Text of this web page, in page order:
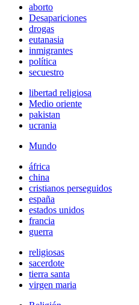
aborto
Desapariciones
drogas
eutanasia
inmigrantes
política
secuestro
libertad religiosa
Medio oriente
pakistan
ucrania
Mundo
áfrica
china
cristianos perseguidos
españa
estados unidos
francia
guerra
religiosas
sacerdote
tierra santa
virgen maria